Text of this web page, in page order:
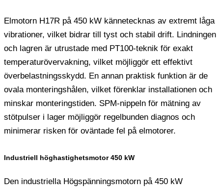
Elmotorn H17R på 450 kW kännetecknas av extremt låga
vibrationer, vilket bidrar till tyst och stabil drift. Lindningen
och lagren är utrustade med PT100-teknik för exakt
temperaturövervakning, vilket möjliggör ett effektivt
överbelastningsskydd. En annan praktisk funktion är de
ovala monteringshålen, vilket förenklar installationen och
minskar monteringstiden. SPM-nippeln för mätning av
stötpulser i lager möjliggör regelbunden diagnos och
minimerar risken för oväntade fel på elmotorer.
Industriell höghastighetsmotor 450 kW
Den industriella Högspänningsmotorn på 450 kW